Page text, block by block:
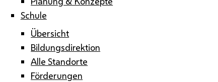
Schule
Übersicht
Bildungsdirektion
Alle Standorte
Förderungen